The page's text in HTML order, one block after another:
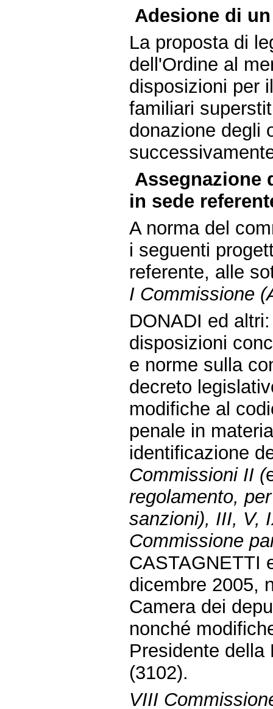
Adesione di
La proposta di
dell'Ordine al
disposizioni per
familiari
donazione degli
Assegnazione
in sede
A norma del
i seguenti
referente, alle
I Commissione
DONADI ed
disposizioni
e norme sulla
decreto
modifiche al
penale in
identificazione
Commissioni II (
regolamento,
sanzioni), III, V,
Commissione
CASTAGNETTI
dicembre 2005,
Camera dei
nonché
Presidente della
(3102).
VIII